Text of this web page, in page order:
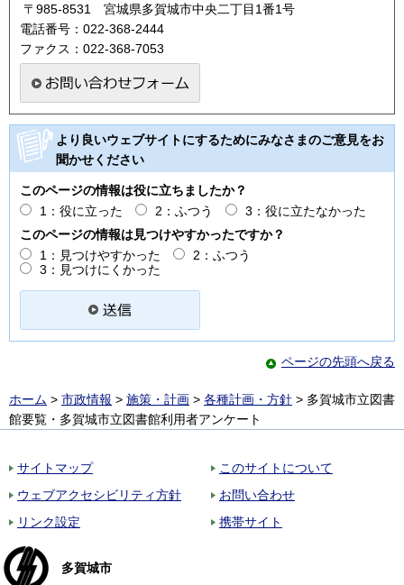
〒985-8531 宮城県多賀城市中央二丁目1番1号
電話番号：022-368-2444
ファクス：022-368-7053
より良いウェブサイトにするためにみなさまのご意見をお
聞かせください
このページの情報は役に立ちましたか？
1：役に立った
2：ふつう
3：役に立たなかった
このページの情報は見つけやすかったですか？
1：見つけやすかった
2：ふつう
3：見つけにくかった
ページの先頭へ戻る
ホーム > 市政情報 > 施策・計画 > 各種計画・方針 > 多賀城市立図書
館要覧・多賀城市立図書館利用者アンケート
サイトマップ
このサイトについて
ウェブアクセシビリティ方針
お問い合わせ
リンク設定
携帯サイト
多賀城市